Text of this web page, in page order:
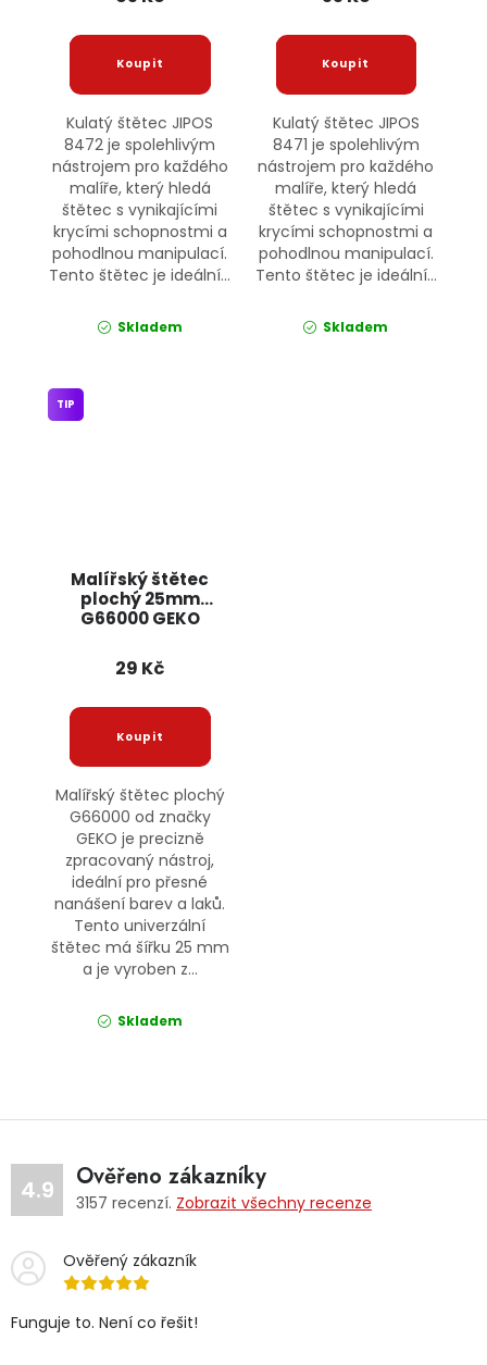
Kulatý štětec JIPOS
8472 je spolehlivým
nástrojem pro každého
malíře, který hledá
štětec s vynikajícími
krycími schopnostmi a
pohodlnou manipulací.
Tento štětec je ideální...
Skladem
Kulatý štětec JIPOS
8471 je spolehlivým
nástrojem pro každého
malíře, který hledá
štětec s vynikajícími
krycími schopnostmi a
pohodlnou manipulací.
Tento štětec je ideální...
Skladem
Malířský štětec
plochý 25mm
G66000 GEKO
TIP
29 Kč
Malířský štětec plochý
G66000 od značky
GEKO je precizně
zpracovaný nástroj,
ideální pro přesné
nanášení barev a laků.
Tento univerzální
štětec má šířku 25 mm
a je vyroben z...
Skladem
4.9 Ověřeno zákazníky
3157 recenzí. Zobrazit všechny recenze
Ověřený zákazník
Funguje to. Není co řešit!